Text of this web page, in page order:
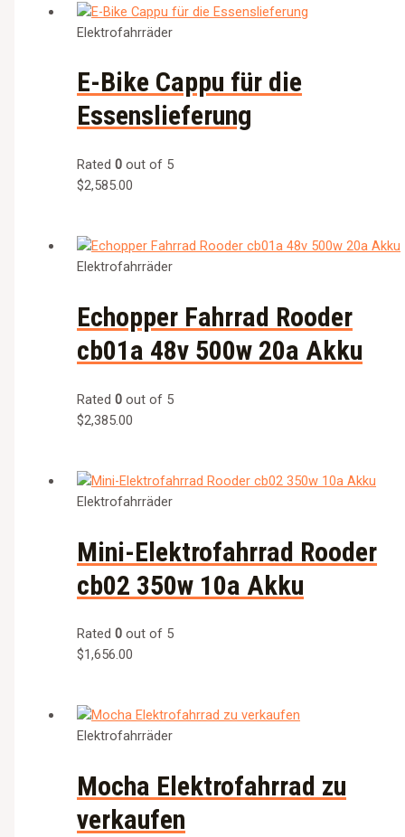
Elektrofahrräder
E-Bike Cappu für die
Essenslieferung
Rated0 out of 5
$2,585.00
Elektrofahrräder
Echopper Fahrrad Rooder
cb01a 48v 500w 20a Akku
Rated0 out of 5
$2,385.00
Elektrofahrräder
Mini-Elektrofahrrad Rooder
cb02 350w 10a Akku
Rated0 out of 5
$1,656.00
Elektrofahrräder
Mocha Elektrofahrrad zu
verkaufen